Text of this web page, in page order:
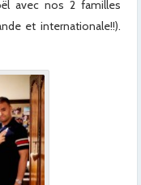
avec nos 2 familles
et internationale!!).